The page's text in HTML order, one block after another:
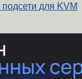
для KVM